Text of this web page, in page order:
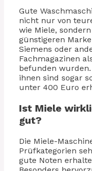
Gute
nicht nur von
wie Miele,
günstigeren
Siemens oder
Fachmagazinen
befunden wurden.
ihnen sind sogar
unter 400 Euro
Ist Miele
gut?
Die Miele-
Prüfkategorien
gute Noten